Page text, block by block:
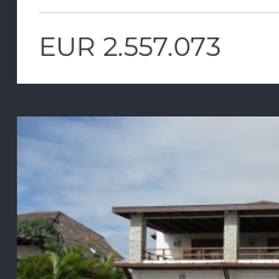
EUR 2.557.073